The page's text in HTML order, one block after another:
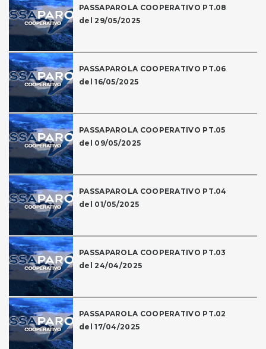
PASSAPAROLA COOPERATIVO PT.08
del 29/05/2025
PASSAPAROLA COOPERATIVO PT.06
del 16/05/2025
PASSAPAROLA COOPERATIVO PT.05
del 09/05/2025
PASSAPAROLA COOPERATIVO PT.04
del 01/05/2025
PASSAPAROLA COOPERATIVO PT.03
del 24/04/2025
PASSAPAROLA COOPERATIVO PT.02
del 17/04/2025